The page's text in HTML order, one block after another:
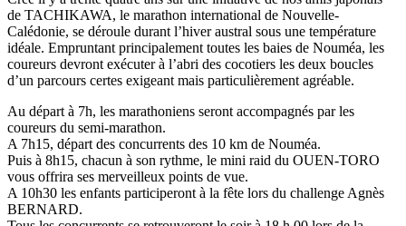
de TACHIKAWA, le marathon international de Nouvelle-
Calédonie, se déroule durant l’hiver austral sous une température
idéale. Empruntant principalement toutes les baies de Nouméa, les
coureurs devront exécuter à l’abri des cocotiers les deux boucles
d’un parcours certes exigeant mais particulièrement agréable.
Au départ à 7h, les marathoniens seront accompagnés par les
coureurs du semi-marathon.
A 7h15, départ des concurrents des 10 km de Nouméa.
Puis à 8h15, chacun à son rythme, le mini raid du OUEN-TORO
vous offrira ses merveilleux points de vue.
A 10h30 les enfants participeront à la fête lors du challenge Agnès
BERNARD.